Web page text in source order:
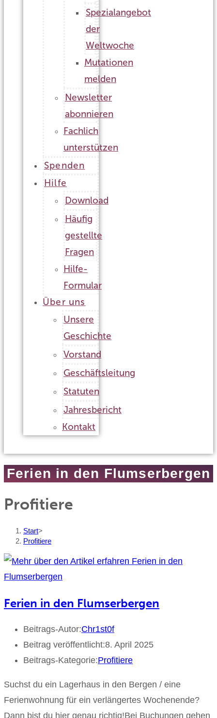
Spezialangebot
der
Weltwoche
Mutationen
melden
Newsletter
abonnieren
Fachlich
unterstützen
Spenden
Hilfe
Download
Häufig
gestellte
Fragen
Hilfe-
Formular
Über uns
Unsere
Geschichte
Vorstand
Geschäftsleitung
Statuten
Jahresbericht
Kontakt
Ferien in den Flumserbergen
Profitiere
Start>
Profitiere
Ferien in den Flumserbergen
Beitrags-Autor:Chr1st0f
Beitrag veröffentlicht:8. April 2025
Beitrags-Kategorie:Profitiere
Suchst du ein Lagerhaus in den Bergen / eine
Ferienwohnung für ein verlängertes Wochenende?
Dann bist du hier genau richtig!Bei Buchungen gehen